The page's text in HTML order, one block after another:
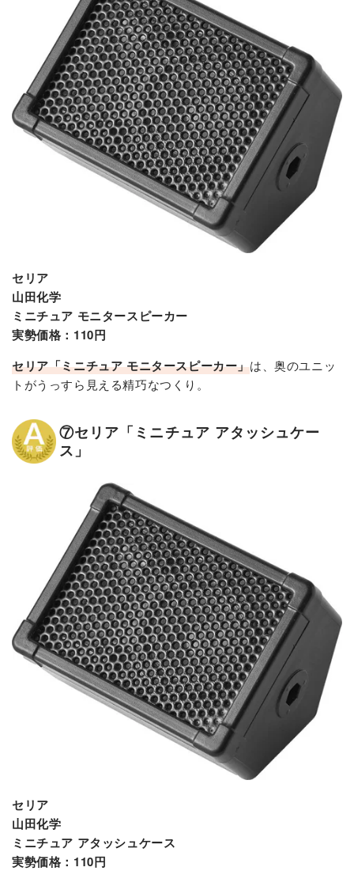
セリア
山田化学
ミニチュア モニタースピーカー
実勢価格：110円
セリア「ミニチュアモニタースピーカー」は、奥のユニッ
トがうっすら見える精巧なつくり。
⑦セリア「ミニチュア アタッシュケー
ス」
セリア
山田化学
ミニチュア アタッシュケース
実勢価格：110円